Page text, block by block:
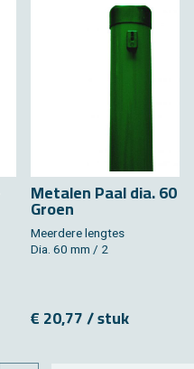
Me­ta­len Paal dia. 60
Groen
Meer­de­re leng­tes
Dia. 60 mm / 2
€ 20,77 / stuk